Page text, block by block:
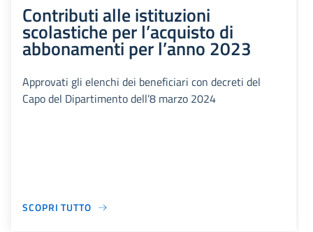
Contributi alle istituzioni
scolastiche per l’acquisto di
abbonamenti per l’anno 2023
Approvati gli elenchi dei beneficiari con decreti del
Capo del Dipartimento dell’8 marzo 2024
SCOPRI TUTTO